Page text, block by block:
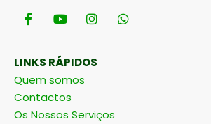
LINKS RÁPIDOS
Quem somos
Contactos
Os Nossos Serviços